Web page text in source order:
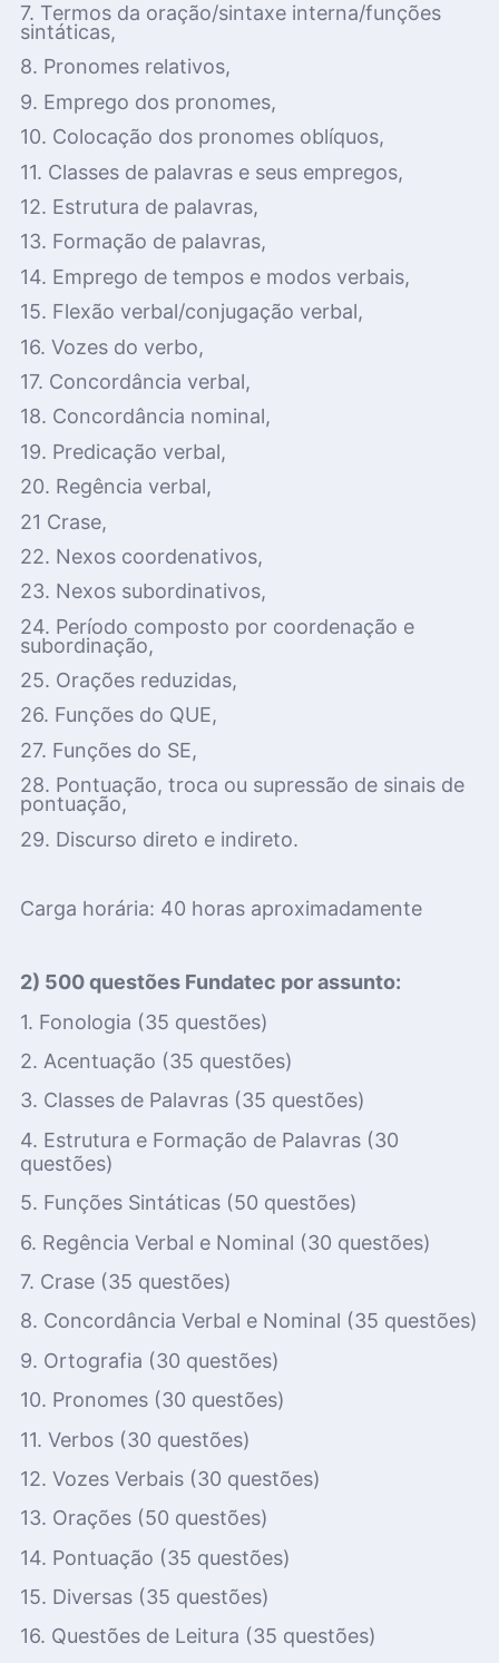
7. Termos da oração/sintaxe interna/funções
sintáticas,
8. Pronomes relativos,
9. Emprego dos pronomes,
10. Colocação dos pronomes oblíquos,
11. Classes de palavras e seus empregos,
12. Estrutura de palavras,
13. Formação de palavras,
14. Emprego de tempos e modos verbais,
15. Flexão verbal/conjugação verbal,
16. Vozes do verbo,
17. Concordância verbal,
18. Concordância nominal,
19. Predicação verbal,
20. Regência verbal,
21 Crase,
22. Nexos coordenativos,
23. Nexos subordinativos,
24. Período composto por coordenação e
subordinação,
25. Orações reduzidas,
26. Funções do QUE,
27. Funções do SE,
28. Pontuação, troca ou supressão de sinais de
pontuação,
29. Discurso direto e indireto.
Carga horária: 40 horas aproximadamente
2) 500 questões Fundatec por assunto:
1. Fonologia (35 questões)
2. Acentuação (35 questões)
3. Classes de Palavras (35 questões)
4. Estrutura e Formação de Palavras (30
questões)
5. Funções Sintáticas (50 questões)
6. Regência Verbal e Nominal (30 questões)
7. Crase (35 questões)
8. Concordância Verbal e Nominal (35 questões)
9. Ortografia (30 questões)
10. Pronomes (30 questões)
11. Verbos (30 questões)
12. Vozes Verbais (30 questões)
13. Orações (50 questões)
14. Pontuação (35 questões)
15. Diversas (35 questões)
16. Questões de Leitura (35 questões)